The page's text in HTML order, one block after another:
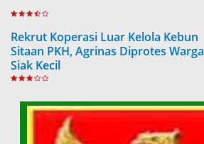
Rekrut Koperasi Luar Kelola Kebun
Sitaan PKH, Agrinas Diprotes Warga
Siak Kecil